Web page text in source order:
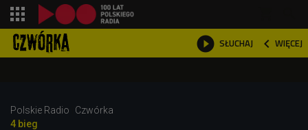
 SŁUCHAJ  WIĘCEJ

Polskie Radio
Czwórka
4 bieg